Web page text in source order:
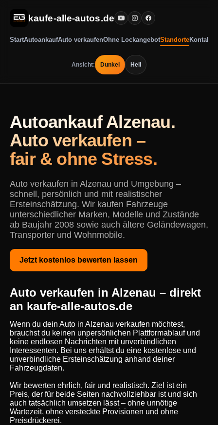
kaufe-alle-autos.de
StartAutoankaufAuto verkaufenOhne LockangebotStandorteKontakt
Ansicht: Dunkel Hell
Autoankauf Alzenau.
Auto verkaufen –
fair & ohne Stress.
Auto verkaufen in Alzenau und Umgebung –
schnell, persönlich und mit realistischer
Ersteinschätzung. Wir kaufen Fahrzeuge
unterschiedlicher Marken, Modelle und Zustände
ab Baujahr 2008 sowie auch ältere Geländewagen,
Transporter und Wohnmobile.
Jetzt kostenlos bewerten lassen
Auto verkaufen in Alzenau – direkt
an kaufe-alle-autos.de
Wenn du dein Auto in Alzenau verkaufen möchtest,
brauchst du keinen unpersönlichen Plattformablauf und
keine endlosen Nachrichten mit unverbindlichen
Interessenten. Bei uns erhältst du eine kostenlose und
unverbindliche Ersteinschätzung anhand deiner
Fahrzeugdaten.
Wir bewerten ehrlich, fair und realistisch. Ziel ist ein
Preis, der für beide Seiten nachvollziehbar ist und sich
auch tatsächlich umsetzen lässt – ohne unnötige
Wartezeit, ohne versteckte Provisionen und ohne
Preisdrückerei.